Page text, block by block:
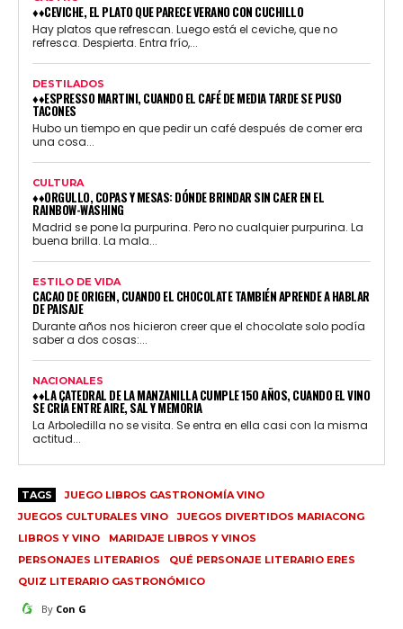
♦♦CEVICHE, EL PLATO QUE PARECE VERANO CON CUCHILLO
Hay platos que refrescan. Luego está el ceviche, que no
refresca. Despierta. Entra frío,...
DESTILADOS
♦♦ESPRESSO MARTINI, CUANDO EL CAFÉ DE MEDIA TARDE SE PUSO
TACONES
Hubo un tiempo en que pedir un café después de comer era
una cosa...
CULTURA
♦♦ORGULLO, COPAS Y MESAS: DÓNDE BRINDAR SIN CAER EN EL
RAINBOW-WASHING
Madrid se pone la purpurina. Pero no cualquier purpurina. La
buena brilla. La mala...
ESTILO DE VIDA
CACAO DE ORIGEN, CUANDO EL CHOCOLATE TAMBIÉN APRENDE A HABLAR
DE PAISAJE
Durante años nos hicieron creer que el chocolate solo podía
saber a dos cosas:...
NACIONALES
♦♦LA CATEDRAL DE LA MANZANILLA CUMPLE 150 AÑOS, CUANDO EL VINO
SE CRÍA ENTRE AIRE, SAL Y MEMORIA
La Arboledilla no se visita. Se entra en ella casi con la misma
actitud...
TAGS
JUEGO LIBROS GASTRONOMÍA VINO
JUEGOS CULTURALES VINO
JUEGOS DIVERTIDOS MARIACONG
LIBROS Y VINO
MARIDAJE LIBROS Y VINOS
PERSONAJES LITERARIOS
QUÉ PERSONAJE LITERARIO ERES
QUIZ LITERARIO GASTRONÓMICO
By Con G